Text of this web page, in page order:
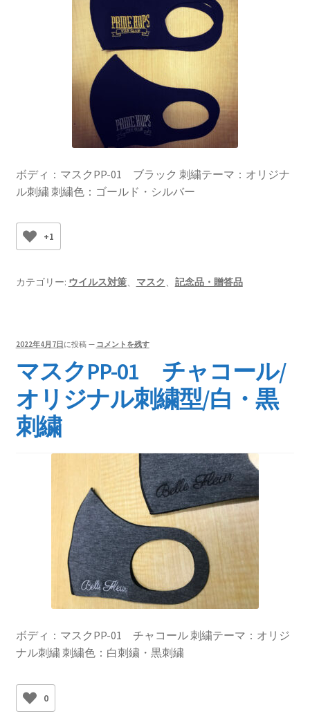
ボディ：マスクPP-01 ブラック 刺繍テーマ：オリジナ
ル刺繍 刺繍色：ゴールド・シルバー
+1
カテゴリー: ウイルス対策、 マスク 、 記念品・贈答品
2022年4月7日 に投稿 — コメントを残す
マスクPP-01 チャコール/
オリジナル刺繍型/白・黒
刺繍
ボディ：マスクPP-01 チャコール 刺繍テーマ：オリジ
ナル刺繍 刺繍色：白刺繍・黒刺繍
0